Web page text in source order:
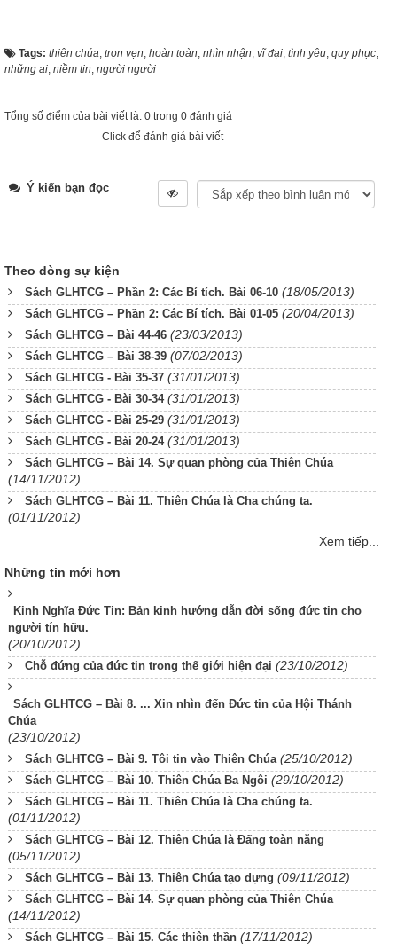
Tags: thiên chúa, trọn vẹn, hoàn toàn, nhìn nhận, vĩ đại, tình yêu, quy phục,
những ai, niềm tin, người người
Tổng số điểm của bài viết là: 0 trong 0 đánh giá
Click để đánh giá bài viết
Ý kiến bạn đọc
Theo dòng sự kiện
Sách GLHTCG – Phần 2: Các Bí tích. Bài 06-10 (18/05/2013)
Sách GLHTCG – Phần 2: Các Bí tích. Bài 01-05 (20/04/2013)
Sách GLHTCG – Bài 44-46 (23/03/2013)
Sách GLHTCG – Bài 38-39 (07/02/2013)
Sách GLHTCG - Bài 35-37 (31/01/2013)
Sách GLHTCG - Bài 30-34 (31/01/2013)
Sách GLHTCG - Bài 25-29 (31/01/2013)
Sách GLHTCG - Bài 20-24 (31/01/2013)
Sách GLHTCG – Bài 14. Sự quan phòng của Thiên Chúa
(14/11/2012)
Sách GLHTCG – Bài 11. Thiên Chúa là Cha chúng ta.
(01/11/2012)
Xem tiếp...
Những tin mới hơn
Kinh Nghĩa Đức Tin: Bản kinh hướng dẫn đời sống đức tin cho
người tín hữu.
(20/10/2012)
Chỗ đứng của đức tin trong thế giới hiện đại (23/10/2012)
Sách GLHTCG – Bài 8. ... Xin nhìn đến Đức tin của Hội Thánh
Chúa
(23/10/2012)
Sách GLHTCG – Bài 9. Tôi tin vào Thiên Chúa (25/10/2012)
Sách GLHTCG – Bài 10. Thiên Chúa Ba Ngôi (29/10/2012)
Sách GLHTCG – Bài 11. Thiên Chúa là Cha chúng ta.
(01/11/2012)
Sách GLHTCG – Bài 12. Thiên Chúa là Đấng toàn năng
(05/11/2012)
Sách GLHTCG – Bài 13. Thiên Chúa tạo dựng (09/11/2012)
Sách GLHTCG – Bài 14. Sự quan phòng của Thiên Chúa
(14/11/2012)
Sách GLHTCG – Bài 15. Các thiên thần (17/11/2012)